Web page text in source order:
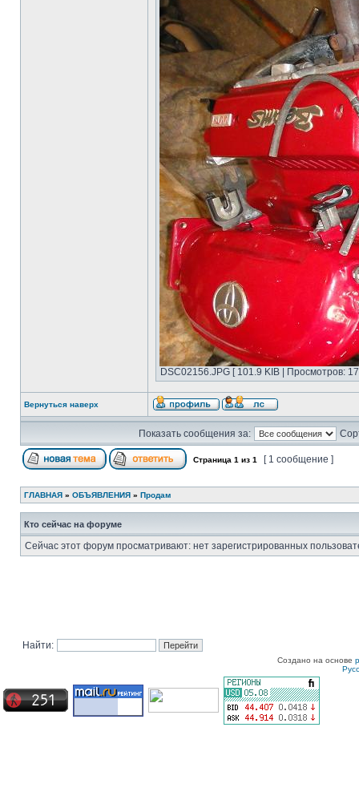
DSC02156.JPG [ 101.9 KIB | Просмотров:
Вернуться наверх
Показать сообщения за:
Страница 1 из 1 [ 1 сообщение ]
ГЛАВНАЯ » ОБЪЯВЛЕНИЯ » Продам
Кто сейчас на форуме
Сейчас этот форум просматривают: нет зарегистрированных
Найти:
Создано на основе